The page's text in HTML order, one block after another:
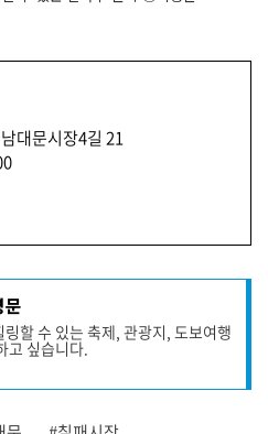
대문시장4길 21
할 수 있는 축제, 관광지, 도보여행
고 싶습니다.